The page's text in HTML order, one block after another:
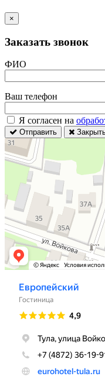
×
Заказать звонок
ФИО
Ваш телефон
Я согласен на
Отправить